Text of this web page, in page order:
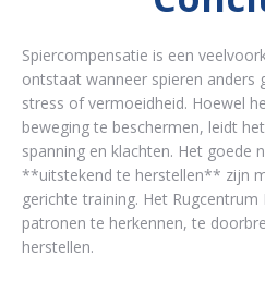
Spiercompensatie is een
ontstaat wanneer spieren anders
stress of vermoeidheid. Hoewel
beweging te beschermen, leidt
spanning en klachten. Het goede
**uitstekend te herstellen** zijn
gerichte training. Het
patronen te herkennen, te
herstellen.